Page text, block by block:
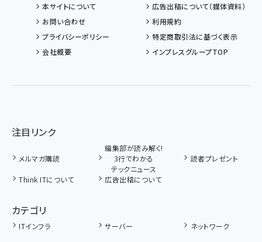
本サイトについて
広告出稿について（媒体資料）
お問い合わせ
利用規約
プライバシーポリシー
特定商取引法に基づく表示
会社概要
インプレスグループTOP
注目リンク
メルマガ購読
編集部が読み解く!
3行でわかる
テックニュース
読者プレゼント
Think ITについて 広告出稿について
カテゴリ
ITインフラ サーバー
ネットワーク